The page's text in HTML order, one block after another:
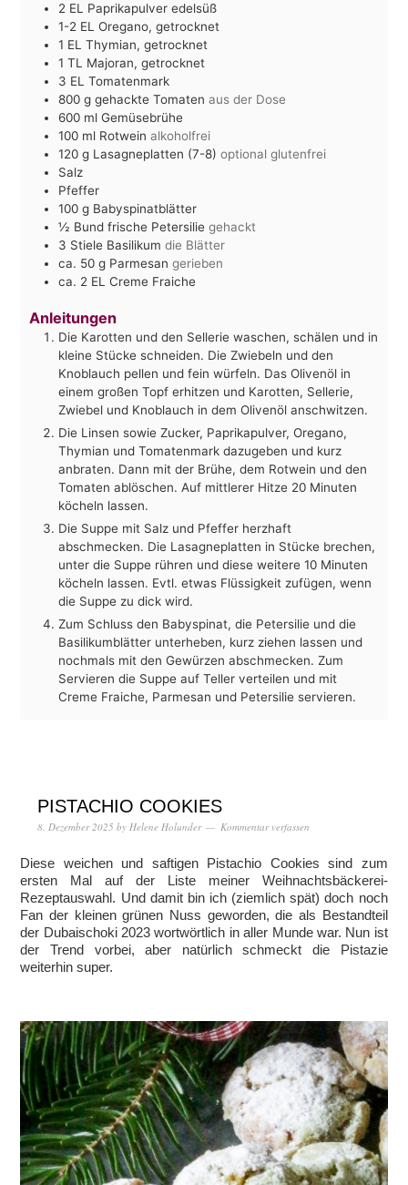
2 EL Paprikapulver edelsüß
1-2 EL Oregano, getrocknet
1 EL Thymian, getrocknet
1 TL Majoran, getrocknet
3 EL Tomatenmark
800 g gehackte Tomaten aus der Dose
600 ml Gemüsebrühe
100 ml Rotwein alkoholfrei
120 g Lasagneplatten (7-8) optional glutenfrei
Salz
Pfeffer
100 g Babyspinatblätter
½ Bund frische Petersilie gehackt
3 Stiele Basilikum die Blätter
ca. 50 g Parmesan gerieben
ca. 2 EL Creme Fraiche
Anleitungen
Die Karotten und den Sellerie waschen, schälen und in
kleine Stücke schneiden. Die Zwiebeln und den
Knoblauch pellen und fein würfeln. Das Olivenöl in
einem großen Topf erhitzen und Karotten, Sellerie,
Zwiebel und Knoblauch in dem Olivenöl anschwitzen.
Die Linsen sowie Zucker, Paprikapulver, Oregano,
Thymian und Tomatenmark dazugeben und kurz
anbraten. Dann mit der Brühe, dem Rotwein und den
Tomaten ablöschen. Auf mittlerer Hitze 20 Minuten
köcheln lassen.
Die Suppe mit Salz und Pfeffer herzhaft
abschmecken. Die Lasagneplatten in Stücke brechen,
unter die Suppe rühren und diese weitere 10 Minuten
köcheln lassen. Evtl. etwas Flüssigkeit zufügen, wenn
die Suppe zu dick wird.
Zum Schluss den Babyspinat, die Petersilie und die
Basilikumblätter unterheben, kurz ziehen lassen und
nochmals mit den Gewürzen abschmecken. Zum
Servieren die Suppe auf Teller verteilen und mit
Creme Fraiche, Parmesan und Petersilie servieren.
PISTACHIO COOKIES
8. Dezember 2025 by Helene Holunder Kommentar verfassen
Diese weichen und saftigen Pistachio Cookies sind zum
ersten Mal auf der Liste meiner Weihnachtsbäckerei-
Rezeptauswahl. Und damit bin ich (ziemlich spät) doch noch
Fan der kleinen grünen Nuss geworden, die als Bestandteil
der Dubaischoki 2023 wortwörtlich in aller Munde war. Nun ist
der Trend vorbei, aber natürlich schmeckt die Pistazie
weiterhin super.